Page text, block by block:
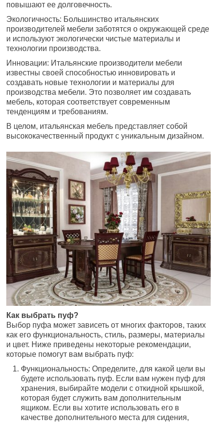
повышают ее долговечность.
Экологичность: Большинство итальянских
производителей мебели заботятся о окружающей среде
и используют экологически чистые материалы и
технологии производства.
Инновации: Итальянские производители мебели
известны своей способностью инновировать и
создавать новые технологии и материалы для
производства мебели. Это позволяет им создавать
мебель, которая соответствует современным
тенденциям и требованиям.
В целом, итальянская мебель представляет собой
высококачественный продукт с уникальным дизайном.
Как выбрать пуф?
Выбор пуфа может зависеть от многих факторов, таких
как его функциональность, стиль, размеры, материалы
и цвет. Ниже приведены некоторые рекомендации,
которые помогут вам выбрать пуф:
Функциональность: Определите, для какой цели вы
будете использовать пуф. Если вам нужен пуф для
хранения, выбирайте модели с откидной крышкой,
которая будет служить вам дополнительным
ящиком. Если вы хотите использовать его в
качестве дополнительного места для сидения,